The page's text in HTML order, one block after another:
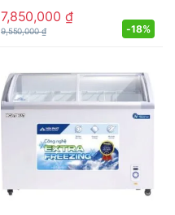
7,850,000 ₫
9,550,000₫ -18%